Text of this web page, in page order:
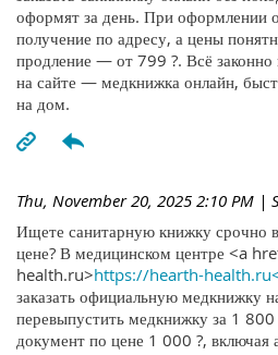
оформят за день. При оформлении
получение по адресу, а цены
продление — от 799 ?. Всё
на сайте — медкнижка онлайн,
на дом.
Thu, November 20, 2025 2:10 PM |
Ищете санитарную книжку срочно
цене? В медицинском центре <a
health.ru>https://hearth-
заказать официальную медкнижку
перевыпустить медкнижку за 1 800
документ по цене 1 000 ?, включая